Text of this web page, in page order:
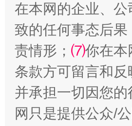
全民健身五年计划来了！等你上
在本网的企业、
致的任何事态后果
责情形； ⑺你在本
条款方可留言和
并承担一切因您
网只是提供公众/